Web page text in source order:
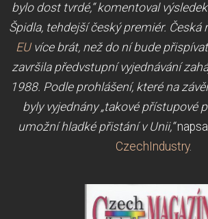
bylo dost tvrdé,“ komentoval
Špidla, tehdejší český premiér. Česká
EUvíce brát, než do ní bude
završila předvstupní vyjednávání
1988. Podle prohlášení, které na
byly vyjednány „takové přístupové
umožní hladké přistání v Unii,“
CzechIndustry.